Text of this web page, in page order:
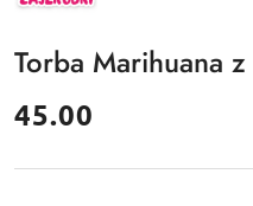
Torba Marihuana
cena:
45.00